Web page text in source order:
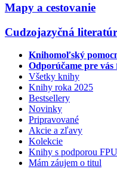
Mapy a cestovanie
Cudzojazyčná
Knihomoľský
Odporúčame pre vás
Všetky knihy
Knihy roka 2025
Bestsellery
Novinky
Pripravované
Akcie a zľavy
Kolekcie
Knihy s podporou FPU
Mám záujem o titul